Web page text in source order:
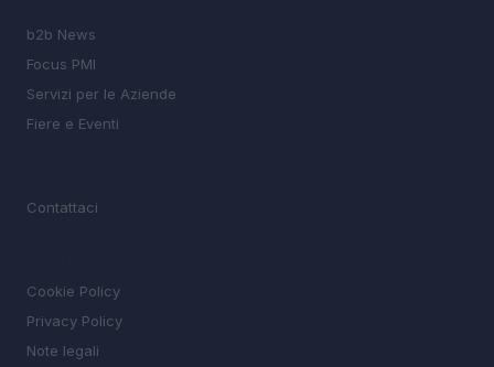
b2b News
Focus PMI
Servizi per le Aziende
Fiere e Eventi
Contattaci
Cookie Policy
Privacy Policy
Note legali